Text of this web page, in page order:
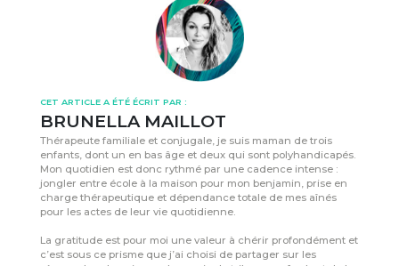
CET ARTICLE A ÉTÉ ÉCRIT PAR :
BRUNELLA MAILLOT
Thérapeute familiale et conjugale, je suis maman de trois
enfants, dont un en bas âge et deux qui sont polyhandicapés.
Mon quotidien est donc rythmé par une cadence intense :
jongler entre école à la maison pour mon benjamin, prise en
charge thérapeutique et dépendance totale de mes aînés
pour les actes de leur vie quotidienne.
La gratitude est pour moi une valeur à chérir profondément et
c’est sous ce prisme que j’ai choisi de partager sur les